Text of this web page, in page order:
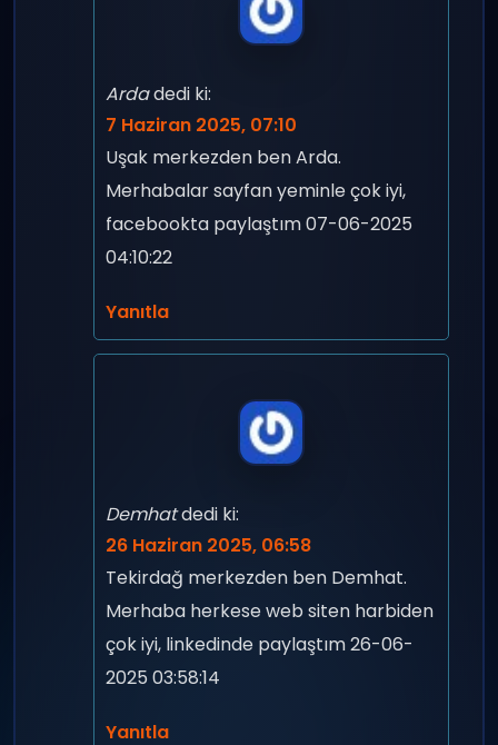
Ardadedi ki:
7 Haziran 2025, 07:10
Uşak merkezden ben Arda.
Merhabalar sayfan yeminle çok iyi,
facebookta paylaştım 07-06-2025
04:10:22
Yanıtla
Demhatdedi ki:
26 Haziran 2025, 06:58
Tekirdağ merkezden ben Demhat.
Merhaba herkese web siten harbiden
çok iyi, linkedinde paylaştım 26-06-
2025 03:58:14
Yanıtla